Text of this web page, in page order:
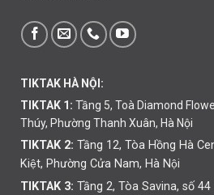
TIKTAK HÀ NỘI:
TIKTAK 1: Tầng 5, Toà Diamond
Thúy, Phường Thanh Xuân, Hà Nội
TIKTAK 2: Tầng 12, Tòa Hồng Hà
Kiệt, Phường Cửa Nam, Hà Nội
TIKTAK 3: Tầng 2, Tòa Savina, số